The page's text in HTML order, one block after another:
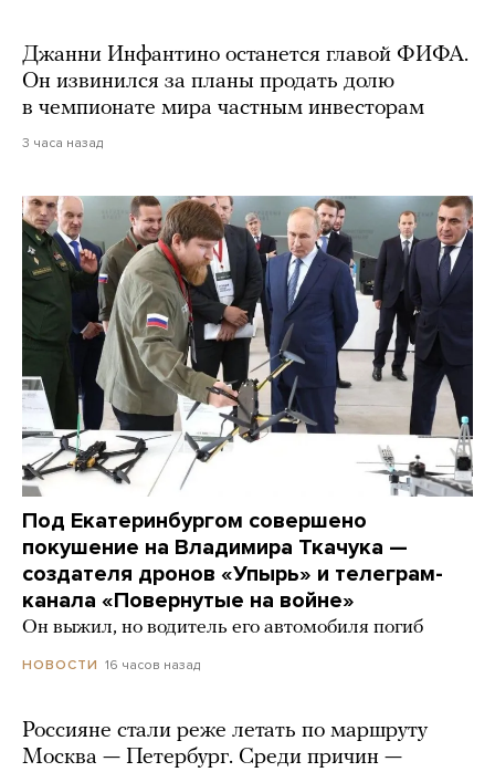
Джанни Инфантино останется главой ФИФА.
Он извинился за планы продать долю
в чемпионате мира частным инвесторам
3 часа назад
Под Екатеринбургом совершено
покушение на Владимира Ткачука —
создателя дронов «Упырь» и телеграм-
канала «Повернутые на войне»
Он выжил, но водитель его автомобиля погиб
НОВОСТИ 16 часов назад
Россияне стали реже летать по маршруту
Москва — Петербург. Среди причин —